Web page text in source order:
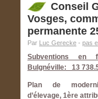
Conseil
Vosges,
permanente
Par Luc Gerecke - pas
Subventions en
Bulgnéville: 13
Plan de
d’élevage, 1ère